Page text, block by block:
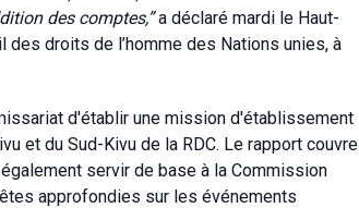
des comptes,”a déclaré mardi le Haut-
droits de l’homme des Nations unies, à
d'établir une mission d'établissement
et du Sud-Kivu de la RDC. Le rapport couvre
servir de base à la Commission
approfondies sur les événements